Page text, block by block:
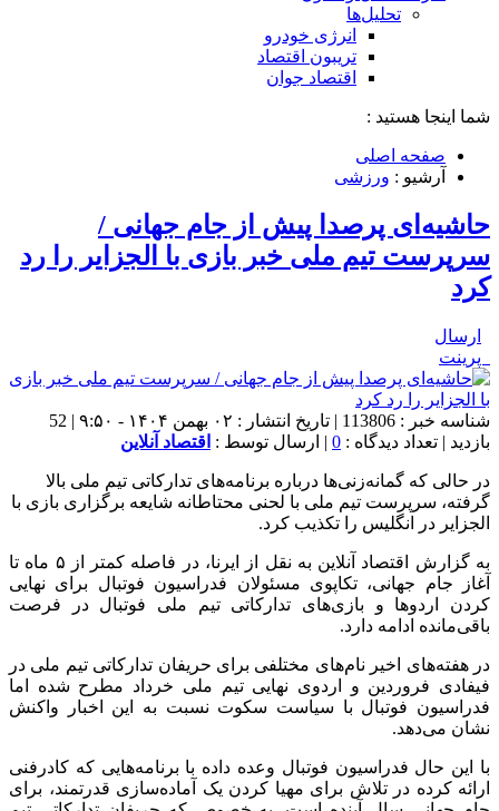
تحلیل‌ها
انرژی خودرو
تریبون اقتصاد
اقتصاد جوان
شما اینجا هستید :
صفحه اصلی
آرشیو : ورزشی
حاشیه‌ای پرصدا پیش از جام جهانی /
سرپرست تیم ملی خبر بازی با الجزایر را رد
کرد
ارسال
پرینت
شناسه خبر : 113806 | تاریخ انتشار : ۰۲ بهمن ۱۴۰۴ - ۹:۵۰ | 52
بازدید | تعداد دیدگاه : 0 | ارسال توسط : اقتصاد آنلاین
در حالی‌ که گمانه‌زنی‌ها درباره برنامه‌های تدارکاتی تیم ملی بالا
گرفته، سرپرست تیم ملی با لحنی محتاطانه شایعه برگزاری بازی با
الجزایر در انگلیس را تکذیب کرد.
به گزارش اقتصاد آنلاین به نقل از ایرنا، در فاصله کمتر از ۵ ماه تا
آغاز جام جهانی، تکاپوی مسئولان فدراسیون فوتبال برای نهایی
کردن اردوها و بازی‌های تدارکاتی تیم ملی فوتبال در فرصت
باقی‌مانده ادامه دارد.
در هفته‌های اخیر نام‌های مختلفی برای حریفان تدارکاتی تیم ملی در
فیفادی فروردین و اردوی نهایی تیم ملی خرداد مطرح شده اما
فدراسیون فوتبال با سیاست سکوت نسبت به این اخبار واکنش
نشان می‌دهد.
با این حال فدراسیون فوتبال وعده داده با برنامه‌هایی که کادرفنی
ارائه کرده در تلاش برای مهیا کردن یک آماده‎‌سازی قدرتمند، برای